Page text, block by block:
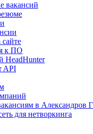
вакансий
к ПО
HeadHunter
API
в Александров
для нетворкинга